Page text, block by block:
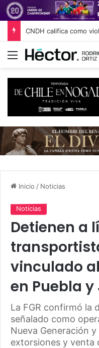
Menú
Inicio / Noticias
Noticias
Detienen a
vinculado
en Puebla
La FGR confirmó la
señalado como
Nueva Generación
extorsiones y venta